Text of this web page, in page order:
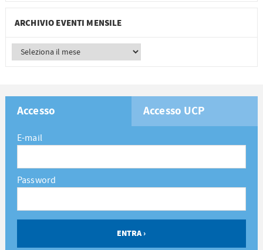
ARCHIVIO EVENTI MENSILE
Accesso Accesso UCP
E-mail
Password